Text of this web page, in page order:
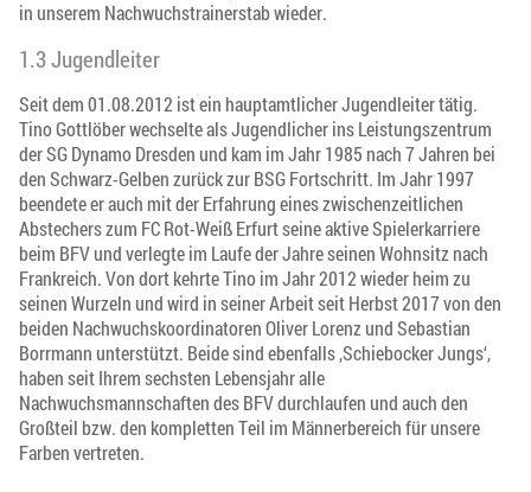
in unserem Nachwuchstrainerstab wieder.
1.3 Jugendleiter
Seit dem 01.08.2012 ist ein hauptamtlicher Jugendleiter tätig.
Tino Gottlöber wechselte als Jugendlicher ins Leistungszentrum
der SG Dynamo Dresden und kam im Jahr 1985 nach 7 Jahren bei
den Schwarz-Gelben zurück zur BSG Fortschritt. Im Jahr 1997
beendete er auch mit der Erfahrung eines zwischenzeitlichen
Abstechers zum FC Rot-Weiß Erfurt seine aktive Spielerkarriere
beim BFV und verlegte im Laufe der Jahre seinen Wohnsitz nach
Frankreich. Von dort kehrte Tino im Jahr 2012 wieder heim zu
seinen Wurzeln und wird in seiner Arbeit seit Herbst 2017 von den
beiden Nachwuchskoordinatoren Oliver Lorenz und Sebastian
Borrmann unterstützt. Beide sind ebenfalls ‚Schiebocker Jungs‘,
haben seit Ihrem sechsten Lebensjahr alle
Nachwuchsmannschaften des BFV durchlaufen und auch den
Großteil bzw. den kompletten Teil im Männerbereich für unsere
Farben vertreten.